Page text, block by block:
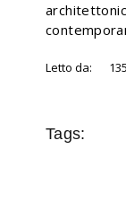
Letto da: 135
Tags: